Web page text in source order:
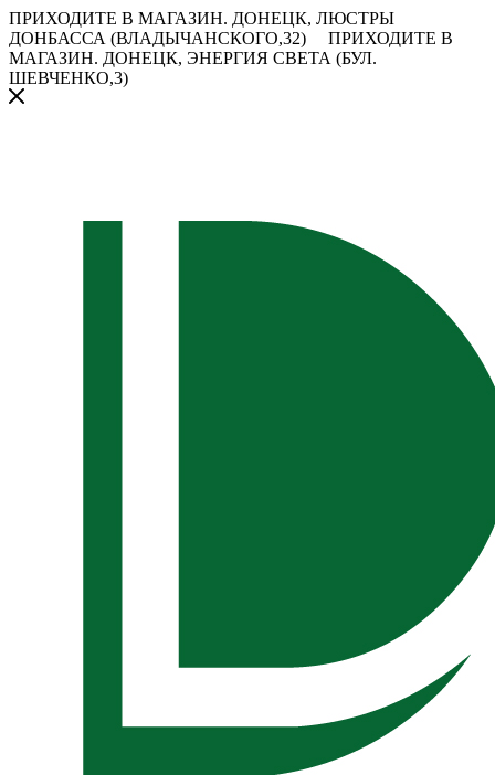
ПРИХОДИТЕ В МАГАЗИН. ДОНЕЦК, ЛЮСТРЫ
ДОНБАССА (ВЛАДЫЧАНСКОГО,32)
ПРИХОДИТЕ В
МАГАЗИН. ДОНЕЦК, ЭНЕРГИЯ СВЕТА (БУЛ.
ШЕВЧЕНКО,3)